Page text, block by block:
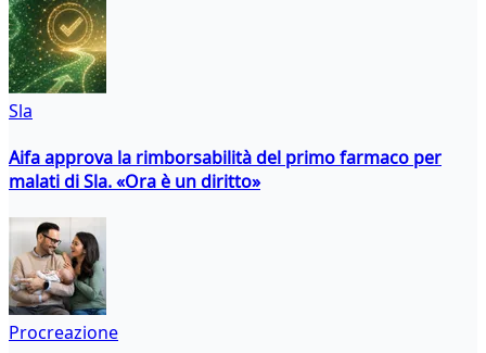
Sla
Aifa approva la rimborsabilità del primo farmaco per
malati di Sla. «Ora è un diritto»
Procreazione